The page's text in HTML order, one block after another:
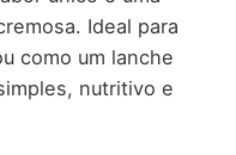
Ideal para
como um lanche
nutritivo e